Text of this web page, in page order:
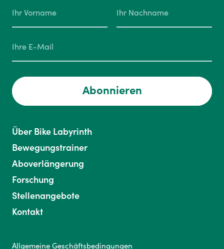
Abonnieren
Über Bike Labyrinth
Bewegungstrainer
Aboverlängerung
Forschung
Stellenangebote
Kontakt
Allgemeine Geschäftsbedingungen